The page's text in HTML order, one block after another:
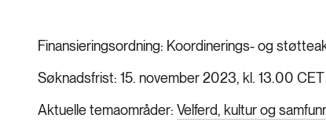
Finansieringsordning Koordinerings- og
Søknadsfrist 15. november 2023, kl. 13.00 CET
Aktuelle temaområder Velferd, kultur og